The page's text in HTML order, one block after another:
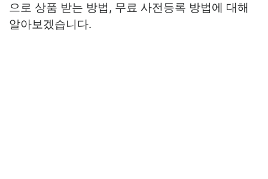
으로 상품 받는 방법, 무료 사전등록 방법에 대해
알아보겠습니다.